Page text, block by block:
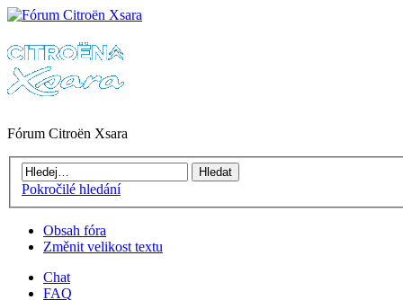
Fórum Citroën Xsara
Pokročilé hledání
Obsah fóra
Změnit velikost textu
Chat
FAQ